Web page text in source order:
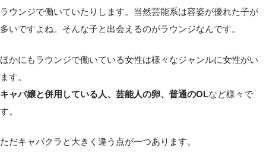
ラウンジで働いていたりします。当然芸能系は容姿が優れた子が
多いですよね。そんな子と出会えるのがラウンジなんです。
ほかにもラウンジで働いている女性は様々なジャンルに女性がい
ます。
キャバ嬢と併用している人、芸能人の卵、普通のOLなど様々で
す。
ただキャバクラと大きく違う点が一つあります。